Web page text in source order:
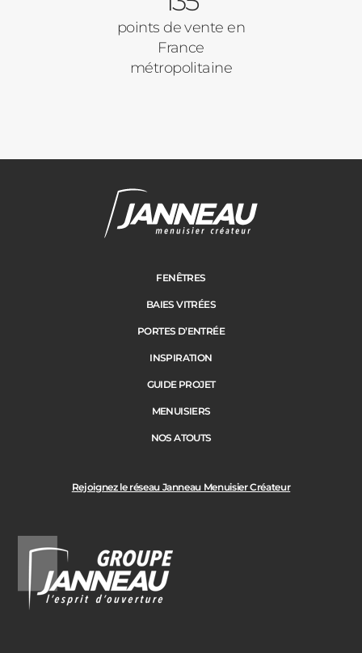
points de vente en
France
métropolitaine
Rejoignez le réseau Janneau Menuisier Créateur
FENÊTRES
BAIES VITRÉES
PORTES D’ENTRÉE
INSPIRATION
GUIDE PROJET
MENUISIERS
NOS ATOUTS